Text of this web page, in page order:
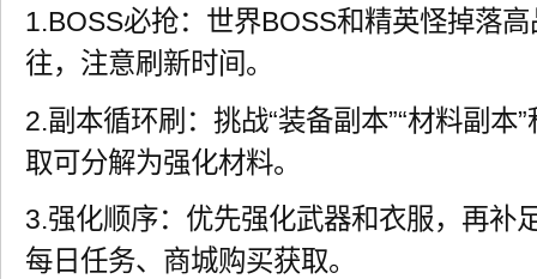
1.BOSS必抢：世界BOSS和精英怪掉落
往，注意刷新时间。
2.副本循环刷：挑战“装备副本”“材料副本
取可分解为强化材料。
3.强化顺序：优先强化武器和衣服，再补
每日任务、商城购买获取。